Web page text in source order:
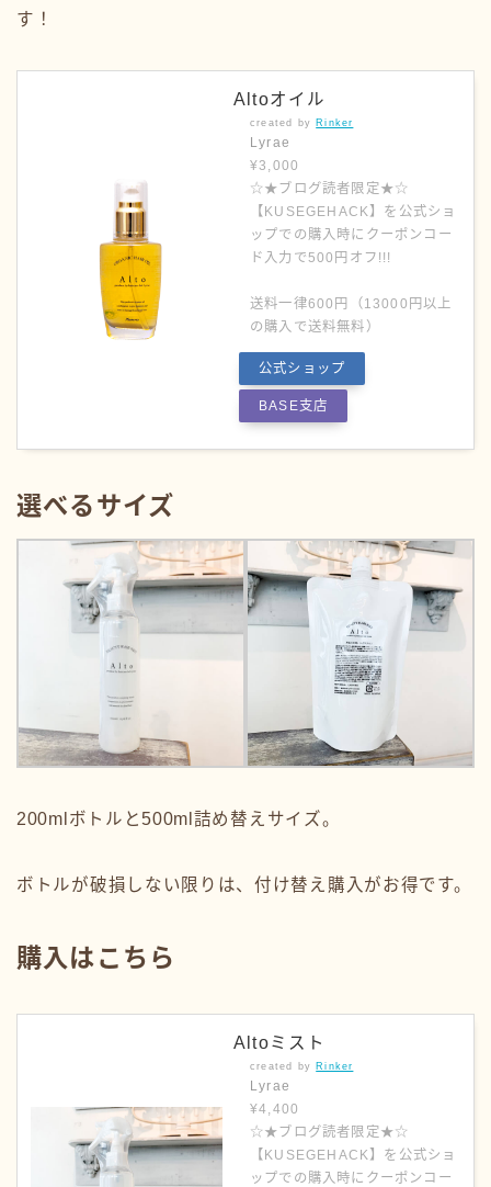
す！
Altoオイル
created by Rinker
Lyrae
¥3,000
☆★ブログ読者限定★☆
【KUSEGEHACK】を公式ショ
ップでの購入時にクーポンコー
ド入力で500円オフ!!!
送料一律600円（13000円以上
の購入で送料無料）
公式ショップ
BASE支店
選べるサイズ
200mlボトルと500ml詰め替えサイズ。
ボトルが破損しない限りは、付け替え購入がお得です。
購入はこちら
Altoミスト
created by Rinker
Lyrae
¥4,400
☆★ブログ読者限定★☆
【KUSEGEHACK】を公式ショ
ップでの購入時にクーポンコー